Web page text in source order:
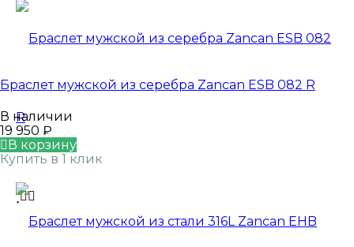
Браслет мужской из серебра Zancan ESB 082 R
В наличии
19 950 ₽
В корзину
Купить в 1 клик